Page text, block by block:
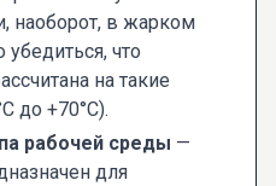
наоборот, в жарком
что
на такие
до +70°C).
рабочей среды —
для